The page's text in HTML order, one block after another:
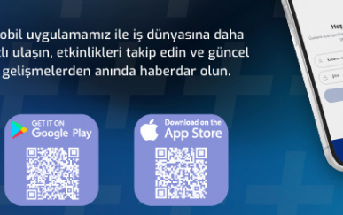
- Uganda İş Konseyi
İş Konseyi
İSTANBUL